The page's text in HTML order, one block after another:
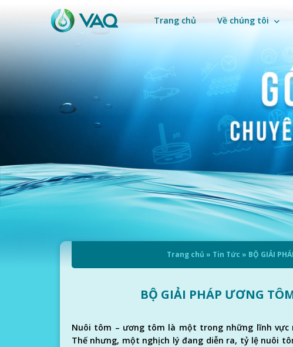
Trang chủ Về chúng tôi
Trang chủ » Tin Tức » BỘ GIẢI
BỘ GIẢI PHÁP ƯƠNG
Nuôi tôm – ương tôm là một trong những lĩnh
Thế nhưng, một nghịch lý đang diễn ra, tỷ lệ nuôi